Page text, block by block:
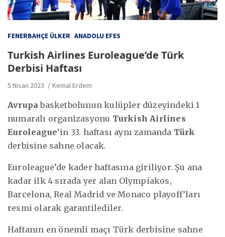
FENERBAHÇE ÜLKER ANADOLU EFES
Turkish Airlines Euroleague’de Türk
Derbisi Haftası
5 Nisan 2023 Kemal Erdem
Avrupa basketbolunun kulüpler düzeyindeki 1
numaralı organizasyonu Turkish Airlines
Euroleague‘in 33. haftası aynı zamanda Türk
derbisine sahne olacak.
Euroleague’de kader haftasına giriliyor. Şu ana
kadar ilk 4 sırada yer alan Olympiakos,
Barcelona, Real Madrid ve Monaco playoff’ları
resmi olarak garantilediler.
Haftanın en önemli maçı Türk derbisine sahne